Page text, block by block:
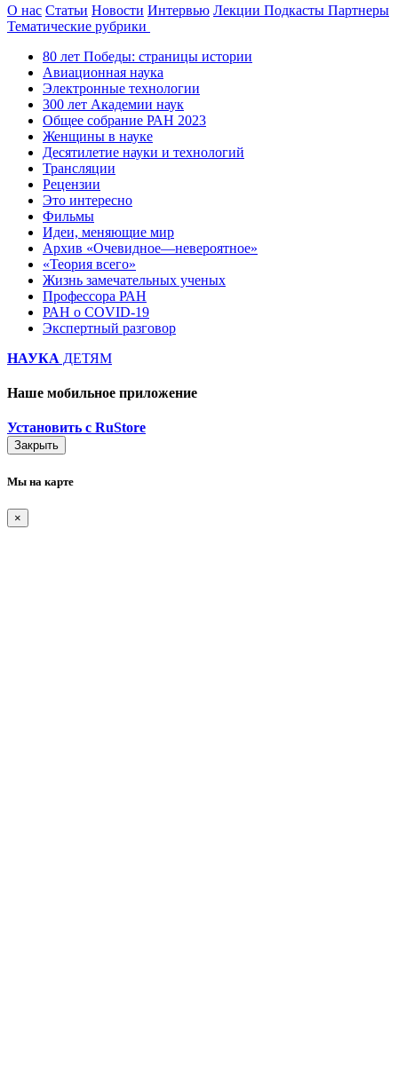
О нас Статьи Новости Интервью Лекции Подкасты Партнеры
Тематические рубрики
80 лет Победы: страницы истории
Авиационная наука
Электронные технологии
300 лет Академии наук
Общее собрание РАН 2023
Женщины в науке
Десятилетие науки и технологий
Трансляции
Рецензии
Это интересно
Фильмы
Идеи, меняющие мир
Архив «Очевидное—невероятное»
«Теория всего»
Жизнь замечательных ученых
Профессора РАН
РАН о COVID-19
Экспертный разговор
НАУКА ДЕТЯМ
Наше мобильное приложение
Установить с RuStore
Закрыть
Мы на карте
×